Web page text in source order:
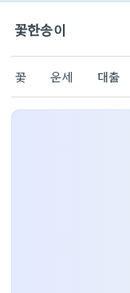
꽃한송이
꽃 운세 대출